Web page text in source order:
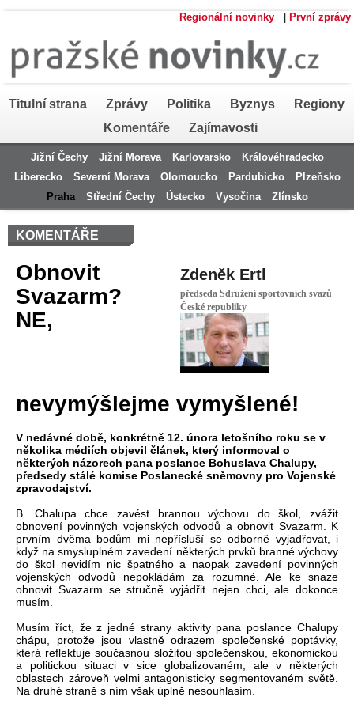
Regionální novinky První zprávy
Titulní strana Zprávy Politika Byznys
Regiony
Komentáře
Zajímavosti
Jižní Čechy Jižní Morava Karlovarsko
Královéhradecko
Liberecko
Severní Morava Olomoucko Pardubicko
Plzeňsko
Praha
Střední Čechy Ústecko Vysočina Zlínsko
KOMENTÁŘE
Zdeněk Ertl
předseda Sdružení sportovních svazů
České republiky
Obnovit
Svazarm?
NE,
nevymýšlejme vymyšlené!
V nedávné době, konkrétně 12. února letošního roku se v
několika médiích objevil článek, který informoval o
některých názorech pana poslance Bohuslava Chalupy,
předsedy stálé komise Poslanecké sněmovny pro Vojenské
zpravodajství.
B. Chalupa chce zavést brannou výchovu do škol, zvážit
obnovení povinných vojenských odvodů a obnovit Svazarm. K
prvním dvěma bodům mi nepřísluší se odborně vyjadřovat, i
když na smysluplném zavedení některých prvků branné výchovy
do škol nevidím nic špatného a naopak zavedení povinných
vojenských odvodů nepokládám za rozumné. Ale ke snaze
obnovit Svazarm se stručně vyjádřit nejen chci, ale dokonce
musím.
Musím říct, že z jedné strany aktivity pana poslance Chalupy
chápu, protože jsou vlastně odrazem společenské poptávky,
která reflektuje současnou složitou společenskou, ekonomickou
a politickou situaci v sice globalizovaném, ale v některých
oblastech zároveň velmi antagonisticky segmentovaném světě.
Na druhé straně s ním však úplně nesouhlasím.